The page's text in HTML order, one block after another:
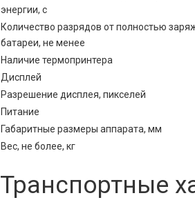
энергии, с
Количество разрядов от полностью
батареи, не менее
Наличие термопринтера
Дисплей
Разрешение дисплея, пикселей
Питание
Габаритные размеры аппарата, мм
Вес, не более, кг
Транспортные